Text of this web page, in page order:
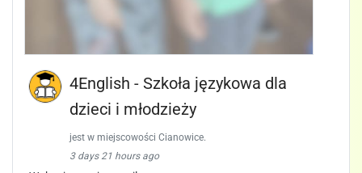
4English - Szkoła językowa dla
dzieci i młodzieży
jest w miejscowości Cianowice.
3 days 21 hours ago